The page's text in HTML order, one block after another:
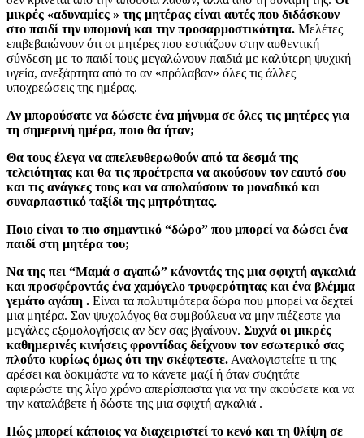
μικρές «αδυναμίες » της μητέρας είναι αυτές που διδάσκουν
στο παιδί την υπομονή και την προσαρμοστικότητα. Μελέτες
επιβεβαιώνουν ότι οι μητέρες που εστιάζουν στην αυθεντική
σύνδεση με το παιδί τους μεγαλώνουν παιδιά με καλύτερη ψυχική
υγεία, ανεξάρτητα από το αν «πρόλαβαν» όλες τις άλλες
υποχρεώσεις της ημέρας.
Αν μπορούσατε να δώσετε ένα μήνυμα σε όλες τις μητέρες για
τη σημερινή ημέρα, ποιο θα ήταν;
Θα τους έλεγα να απελευθερωθούν από τα δεσμά της
τελειότητας και θα τις προέτρεπα να ακούσουν τον εαυτό σου
και τις ανάγκες τους και να απολαύσουν το μοναδικό και
συναρπαστικό ταξίδι της μητρότητας.
Ποιο είναι το πιο σημαντικό “δώρο” που μπορεί να δώσει ένα
παιδί στη μητέρα του;
Να της πει “Μαμά σ αγαπώ” κάνοντάς της μια σφιχτή αγκαλιά
και προσφέροντάς ένα χαμόγελο τρυφερότητας και ένα βλέμμα
γεμάτο αγάπη . Είναι τα πολυτιμότερα δώρα που μπορεί να δεχτεί
μια μητέρα. Σαν ψυχολόγος θα συμβούλευα να μην πιέζεστε για
μεγάλες εξομολογήσεις αν δεν σας βγαίνουν. Συχνά οι μικρές
καθημερινές κινήσεις φροντίδας δείχνουν τον εσωτερικό σας
πλούτο κυρίως όμως ότι την σκέφτεστε. Αναλογιστείτε τι της
αρέσει και δοκιμάστε να το κάνετε μαζί ή όταν συζητάτε
αφιερώστε της λίγο χρόνο απερίσπαστα για να την ακούσετε και να
την καταλάβετε ή δώστε της μια σφιχτή αγκαλιά .
Πώς μπορεί κάποιος να διαχειριστεί το κενό και τη θλίψη σε